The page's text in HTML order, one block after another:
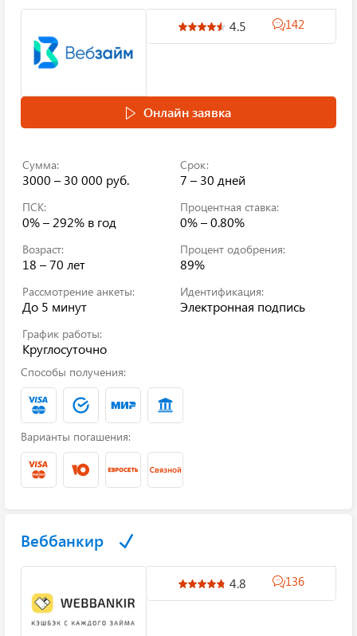
4.5 142
Онлайн заявка
Сумма:
3000 – 30 000 руб.
Срок:
7 – 30 дней
ПСК:
0% – 292% в год
Процентная ставка:
0% – 0.80%
Возраст:
18 – 70 лет
Процент одобрения:
89%
Рассмотрение анкеты:
До 5 минут
Идентификация:
Электронная подпись
График работы:
Круглосуточно
Способы получения:
Варианты погашения:
Веббанкир
4.8 136